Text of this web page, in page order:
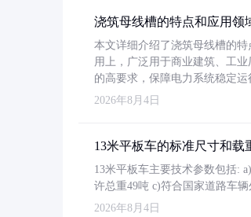
浇筑母线槽的特点和应用领
本文详细介绍了浇筑母线槽的
用上，广泛用于商业建筑、工
的高要求，保障电力系统稳定运
2026年8月4日
13米平板车的标准尺寸和载
13米平板车主要技术参数包括:
许总重49吨 c)符合国家道路车
2026年8月4日